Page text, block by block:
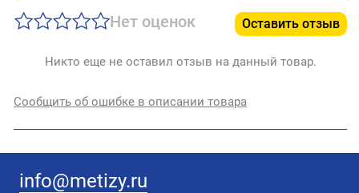
Нет оценок Оставить отзыв
Никто еще не оставил отзыв на данный товар.
Сообщить об ошибке в описании товара
info@metizy.ru